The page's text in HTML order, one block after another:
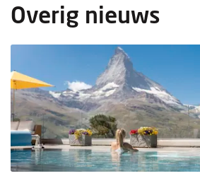
Overig nieuws
Stayokay in iconische
kubuswoningen geheel
Na een grondige
Stayokay Rotterdam
Het hostel, gevestigd in
iconische